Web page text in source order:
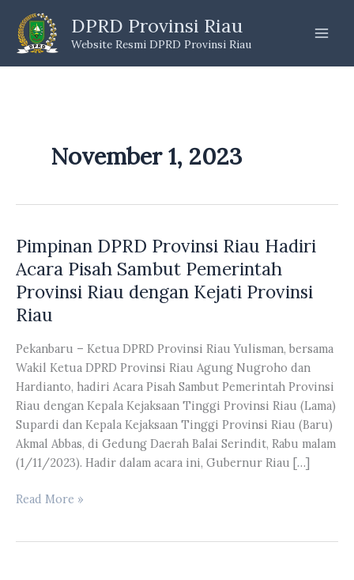
content
DPRD Provinsi Riau
Website Resmi DPRD Provinsi Riau
November 1, 2023
Pimpinan DPRD Provinsi Riau Hadiri
Acara Pisah Sambut Pemerintah
Provinsi Riau dengan Kejati Provinsi
Riau
Pekanbaru – Ketua DPRD Provinsi Riau Yulisman, bersama
Wakil Ketua DPRD Provinsi Riau Agung Nugroho dan
Hardianto, hadiri Acara Pisah Sambut Pemerintah Provinsi
Riau dengan Kepala Kejaksaan Tinggi Provinsi Riau (Lama)
Supardi dan Kepala Kejaksaan Tinggi Provinsi Riau (Baru)
Akmal Abbas, di Gedung Daerah Balai Serindit, Rabu malam
(1/11/2023). Hadir dalam acara ini, Gubernur Riau […]
Pimpinan
Read More »